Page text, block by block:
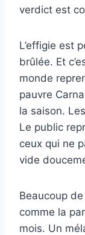
verdict est
L’effigie est
brûlée. Et
monde
pauvre
la saison.
Le public
ceux qui ne
vide
Beaucoup
comme la
mois. Un